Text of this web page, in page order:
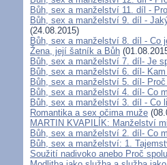
Bůh, sex a manželství 11. díl -
Bůh, sex a manželství 9. díl -
(24.08.2015)
Bůh, sex a manželství 8. díl - Co
Žena, její šatník a Bůh
Bůh, sex a manželství 7. díl- Je
Bůh, sex a manželství 6. díl-
Bůh, sex a manželství 5. díl-
Bůh, sex a manželství 4. díl- Co
Bůh, sex a manželství 3. díl - Co
Romantika a sex očima muže
MARTIN KVAPILÍK: Manželství
Bůh, sex a manželství 2. díl- Co
Bůh, sex a manželství: 1.
Soužití nadivoko anebo Proč